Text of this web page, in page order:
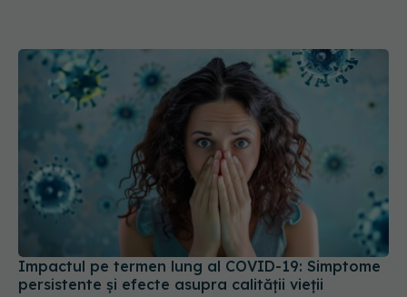
Impactul pe termen lung al COVID-19: Simptome
persistente și efecte asupra calității vieții